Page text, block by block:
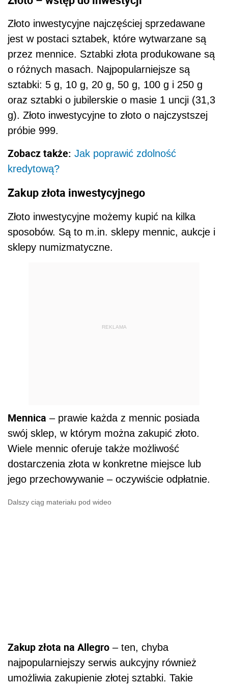
Złoto inwestycyjne najczęściej sprzedawane
jest w postaci sztabek, które wytwarzane są
przez mennice. Sztabki złota produkowane są
o różnych masach. Najpopularniejsze są
sztabki: 5 g, 10 g, 20 g, 50 g, 100 g i 250 g
oraz sztabki o jubilerskie o masie 1 uncji (31,3
g). Złoto inwestycyjne to złoto o najczystszej
próbie 999.
Zobacz także: Jak poprawić zdolność
kredytową?
Zakup złota inwestycyjnego
Złoto inwestycyjne możemy kupić na kilka
sposobów. Są to m.in. sklepy mennic, aukcje i
sklepy numizmatyczne.
REKLAMA
Mennica – prawie każda z mennic posiada
swój sklep, w którym można zakupić złoto.
Wiele mennic oferuje także możliwość
dostarczenia złota w konkretne miejsce lub
jego przechowywanie – oczywiście odpłatnie.
Dalszy ciąg materiału pod wideo
Zakup złota na Allegro – ten, chyba
najpopularniejszy serwis aukcyjny również
umożliwia zakupienie złotej sztabki. Takie